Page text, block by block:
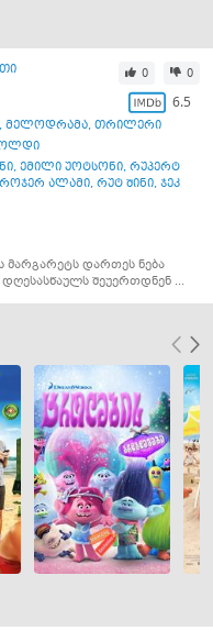
0 0
6.5
, მელოდრამა, თრილერი
, ემილი უოტსონი, რუპერტ
როჯერ ალამი, რუტ შინი, ჯეკ
მარგარეტს დართეს ნება
შეუერთდნენ ...